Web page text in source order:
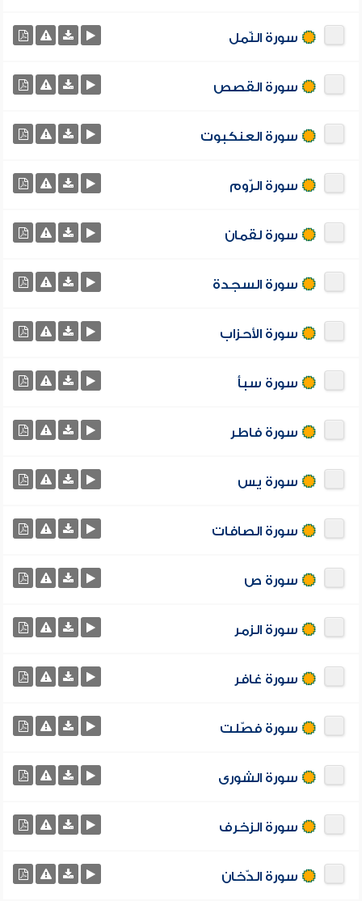
سورة النّمل
سورة القصص
سورة العنكبوت
سورة الرّوم
سورة لقمان
سورة السجدة
سورة الأحزاب
سورة سبأ
سورة فاطر
سورة يس
سورة الصافات
سورة ص
سورة الزمر
سورة غافر
سورة فصّلت
سورة الشورى
سورة الزخرف
سورة الدّخان